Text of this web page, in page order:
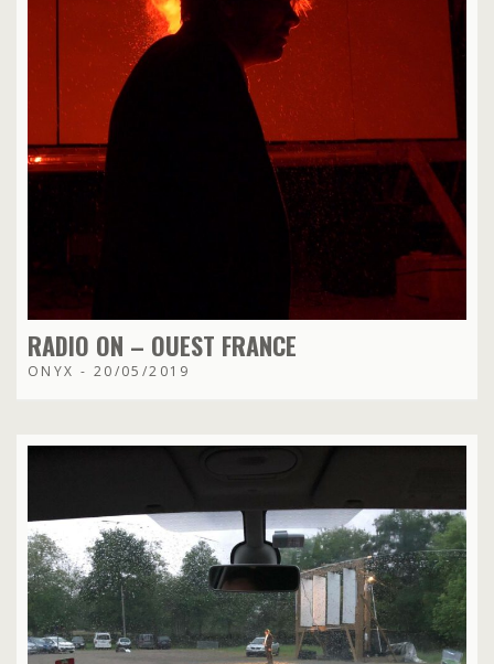
RADIO ON – OUEST FRANCE
ONYX - 20/05/2019